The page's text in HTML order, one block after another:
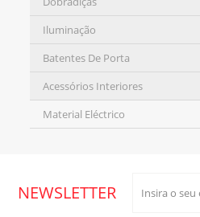
Iluminação
Batentes De Porta
Acessórios Interiores
Material Eléctrico
NEWSLETTER